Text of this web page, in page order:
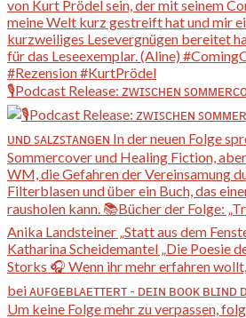
🎙️Podcast Release: ᴢᴡɪꜱᴄʜᴇɴ